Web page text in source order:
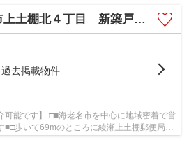
北４丁目 新築戸建て 全6棟【仲介手数料無料】
過去掲載物件
可能です】 □■海老名市を中心に地域密着で営
■□歩いて69mのところに綾瀬上土棚郵便局が